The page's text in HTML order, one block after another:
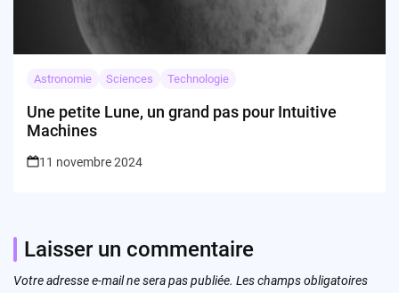
Astronomie Sciences Technologie
Une petite Lune, un grand pas pour Intuitive
Machines
11 novembre 2024
Laisser un commentaire
Votre adresse e-mail ne sera pas publiée. Les champs obligatoires